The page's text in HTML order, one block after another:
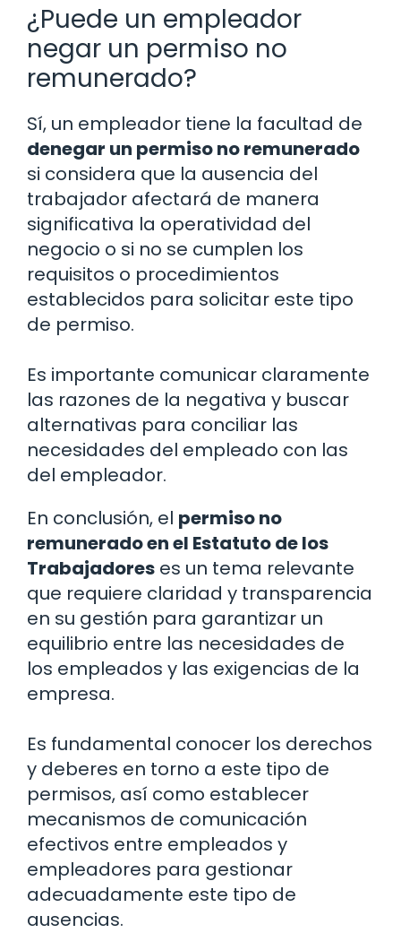
¿Puede un empleador
negar un permiso no
remunerado?
Sí, un empleador tiene la facultad de
denegar un permiso no remunerado
si considera que la ausencia del
trabajador afectará de manera
significativa la operatividad del
negocio o si no se cumplen los
requisitos o procedimientos
establecidos para solicitar este tipo
de permiso.
Es importante comunicar claramente
las razones de la negativa y buscar
alternativas para conciliar las
necesidades del empleado con las
del empleador.
En conclusión, el permiso no
remunerado en el Estatuto de los
Trabajadores es un tema relevante
que requiere claridad y transparencia
en su gestión para garantizar un
equilibrio entre las necesidades de
los empleados y las exigencias de la
empresa.
Es fundamental conocer los derechos
y deberes en torno a este tipo de
permisos, así como establecer
mecanismos de comunicación
efectivos entre empleados y
empleadores para gestionar
adecuadamente este tipo de
ausencias.